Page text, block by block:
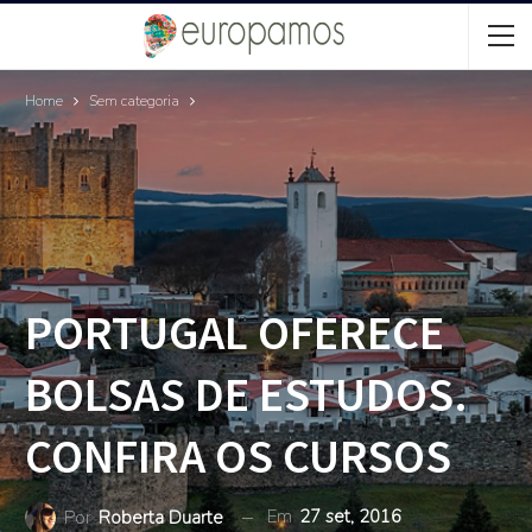
Home Sem categoria
PORTUGAL OFERECE
BOLSAS DE ESTUDOS.
CONFIRA OS CURSOS
PorRoberta Duarte Em 27 set, 2016